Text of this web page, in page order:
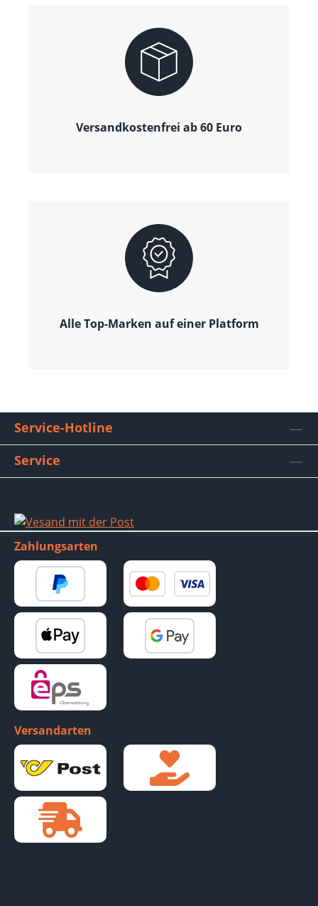
Versandkostenfrei ab 60 Euro
Alle Top-Marken auf einer Platform
Service-Hotline
Service
Zahlungsarten
Versandarten